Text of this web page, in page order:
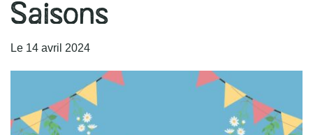
Saisons
Le 14 avril 2024